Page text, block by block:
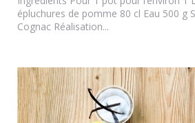
épluchures de pomme 80 cl Eau 500 g
Cognac Réalisation...